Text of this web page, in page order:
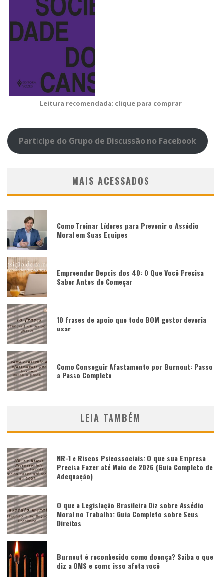
Leitura recomendada: clique para comprar
Participe do Grupo de Discussão no Facebook
MAIS ACESSADOS
Como Treinar Líderes para Prevenir o Assédio
Moral em Suas Equipes
Empreender Depois dos 40: O Que Você Precisa
Saber Antes de Começar
10 frases de apoio que todo BOM gestor deveria
usar
Como Conseguir Afastamento por Burnout: Passo
a Passo Completo
LEIA TAMBÉM
NR-1 e Riscos Psicossociais: O que sua Empresa
Precisa Fazer até Maio de 2026 (Guia Completo de
Adequação)
O que a Legislação Brasileira Diz sobre Assédio
Moral no Trabalho: Guia Completo sobre Seus
Direitos
Burnout é reconhecido como doença? Saiba o que
diz a OMS e como isso afeta você